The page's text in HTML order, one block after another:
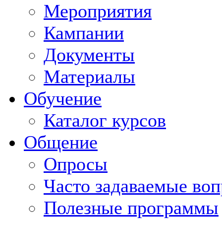
Мероприятия
Кампании
Документы
Материалы
Обучение
Каталог курсов
Общение
Опросы
Часто задаваемые
Полезные программы